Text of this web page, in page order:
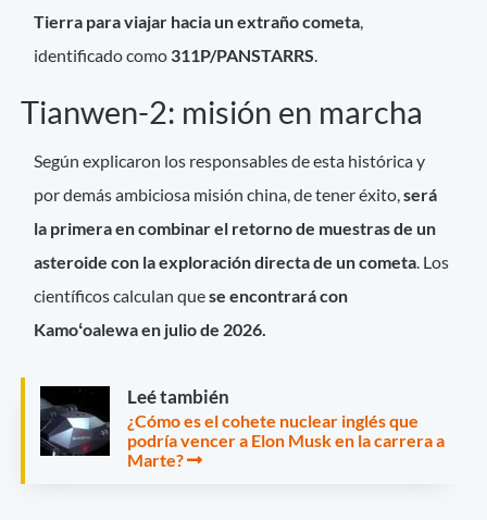
Tierra para viajar hacia un extraño cometa,
identificado como 311P/PANSTARRS.
Tianwen-2: misión en marcha
Según explicaron los responsables de esta histórica y
por demás ambiciosa misión china, de tener éxito,será
la primera en combinar el retorno de muestras de un
asteroide con la exploración directa de un cometa. Los
científicos calculan quese encontrará con
Kamoʻoalewa en julio de 2026.
Leé también
¿Cómo es el cohete nuclear inglés que
podría vencer a Elon Musk en la carrera a
Marte?